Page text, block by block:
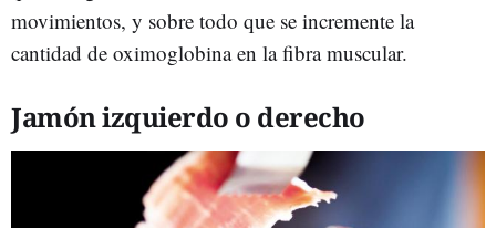
movimientos, y sobre todo que se incremente la
cantidad de oximoglobina en la fibra muscular.
Jamón izquierdo o derecho